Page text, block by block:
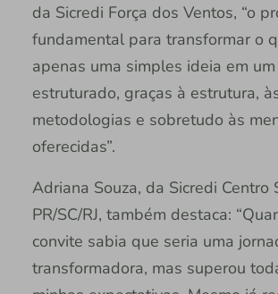
da Sicredi Força dos Ventos, “o
fundamental para transformar o
apenas uma simples ideia em
estruturado, graças à estrutura,
metodologias e sobretudo às
oferecidas”.
Adriana Souza, da Sicredi Centro
PR/SC/RJ, também destaca:
convite sabia que seria uma
transformadora, mas superou